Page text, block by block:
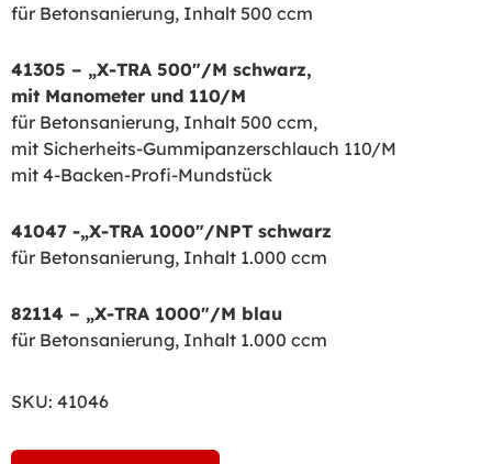
für Betonsanierung, Inhalt 500 ccm
41305 – „X-TRA 500″/M schwarz,
mit Manometer und 110/M
für Betonsanierung, Inhalt 500 ccm,
mit Sicherheits-Gummipanzerschlauch 110/M
mit 4-Backen-Profi-Mundstück
41047 -„X-TRA 1000″/NPT schwarz
für Betonsanierung, Inhalt 1.000 ccm
82114 – „X-TRA 1000″/M blau
für Betonsanierung, Inhalt 1.000 ccm
SKU: 41046